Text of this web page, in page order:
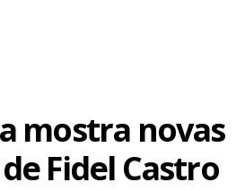
mostra novas
Fidel Castro